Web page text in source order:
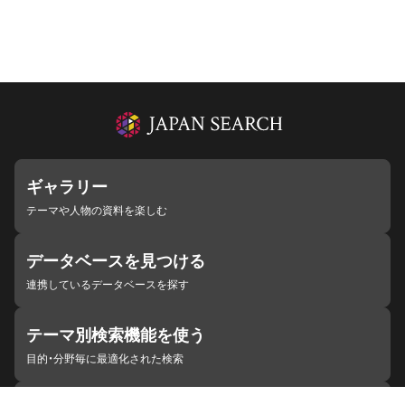
ギャラリー
テーマや人物の資料を楽しむ
データベースを見つける
連携しているデータベースを探す
テーマ別検索機能を使う
目的・分野毎に最適化された検索